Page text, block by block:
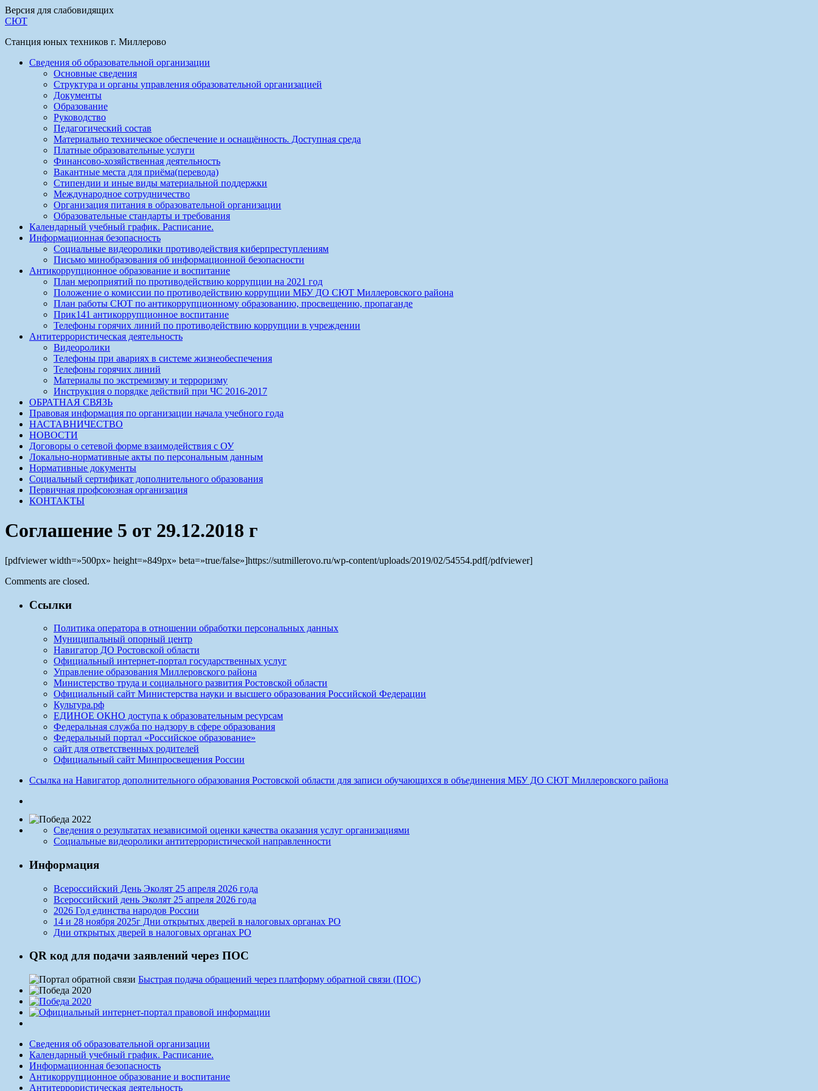
Версия для слабовидящих
СЮТ
Станция юных техников г. Миллерово
Сведения об образовательной организации
Основные сведения
Структура и органы управления образовательной организацией
Документы
Образование
Руководство
Педагогический состав
Материально техническое обеспечение и оснащённость. Доступная среда
Платные образовательные услуги
Финансово-хозяйственная деятельность
Вакантные места для приёма(перевода)
Стипендии и иные виды материальной поддержки
Международное сотрудничество
Организация питания в образовательной организации
Образовательные стандарты и требования
Календарный учебный график. Расписание.
Информационная безопасность
Социальные видеоролики противодействия киберпреступлениям
Письмо минобразования об информационной безопасности
Антикоррупционное образование и воспитание
План мероприятий по противодействию коррупции на 2021 год
Положение о комиссии по противодействию коррупции МБУ ДО СЮТ Миллеровского района
План работы СЮТ по антикоррупционному образованию, просвещению, пропаганде
Прик141 антикоррупционное воспитание
Телефоны горячих линий по противодействию коррупции в учреждении
Антитеррористическая деятельность
Видеоролики
Телефоны при авариях в системе жизнеобеспечения
Телефоны горячих линий
Материалы по экстремизму и терроризму
Инструкция о порядке действий при ЧС 2016-2017
ОБРАТНАЯ СВЯЗЬ
Правовая информация по организации начала учебного года
НАСТАВНИЧЕСТВО
НОВОСТИ
Договоры о сетевой форме взаимодействия с ОУ
Локально-нормативные акты по персональным данным
Нормативные документы
Социальный сертификат дополнительного образования
Первичная профсоюзная организация
КОНТАКТЫ
Соглашение 5 от 29.12.2018 г
[pdfviewer width=»500px» height=»849px» beta=»true/false»]https://sutmillerovo.ru/wp-content/uploads/2019/02/54554.pdf[/pdfviewer]
Comments are closed.
Ссылки
Политика оператора в отношении обработки персональных данных
Муниципальный опорный центр
Навигатор ДО Ростовской области
Официальный интернет-портал государственных услуг
Управление образования Миллеровского района
Министерство труда и социального развития Ростовской области
Официальный сайт Министерства науки и высшего образования Российской Федерации
Культура.рф
ЕДИНОЕ ОКНО доступа к образовательным ресурсам
Федеральная служба по надзору в сфере образования
Федеральный портал «Российское образование»
сайт для ответственных родителей
Официальный сайт Минпросвещения России
Ссылка на Навигатор дополнительного образования Ростовской области для записи обучающихся в объединения МБУ ДО СЮТ Миллеровского района
Сведения о результатах независимой оценки качества оказания услуг организациями
Социальные видеоролики антитеррористической направленности
Информация
Всероссийский День Эколят 25 апреля 2026 года
Всероссийский день Эколят 25 апреля 2026 года
2026 Год единства народов России
14 и 28 ноября 2025г Дни открытых дверей в налоговых органах РО
Дни открытых дверей в налоговых органах РО
QR код для подачи заявлений через ПОС
Быстрая подача обращений через платформу обратной связи (ПОС)
Сведения об образовательной организации
Календарный учебный график. Расписание.
Информационная безопасность
Антикоррупционное образование и воспитание
Антитеррористическая деятельность